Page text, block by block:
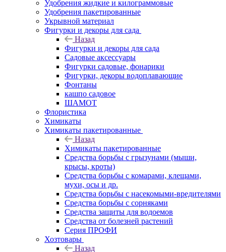
Удобрения жидкие и килограммовые
Удобрения пакетированные
Укрывной материал
Фигурки и декоры для сада
Назад
Фигурки и декоры для сада
Садовые аксессуары
Фигурки садовые, фонарики
Фигурки, декоры водоплавающие
Фонтаны
кашпо садовое
ШАМОТ
Флористика
Химикаты
Химикаты пакетированные
Назад
Химикаты пакетированные
Средства борьбы с грызунами (мыши,
крысы, кроты)
Средства борьбы с комарами, клещами,
мухи, осы и др.
Средства борьбы с насекомыми-вредителями
Средства борьбы с сорняками
Средства защиты для водоемов
Средства от болезней растений
Серия ПРОФИ
Хозтовары
Назад